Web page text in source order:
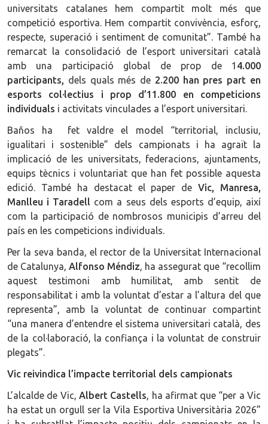
universitats catalanes hem compartit molt més que
competició esportiva. Hem compartit convivència, esforç,
respecte, superació i sentiment de comunitat”. També ha
remarcat la consolidació de l’esport universitari català
amb una participació global de prop de 1 4.000
participants, dels quals més de 2.200 han pres part en
esports col·lectius i prop d’11.800 en competicions
individuals i activitats vinculades a l’esport universitari.
Baños ha fet valdre el model “territorial, inclusiu,
igualitari i sostenible” dels campionats i ha agraït la
implicació de les universitats, federacions, ajuntaments,
equips tècnics i voluntariat que han fet possible aquesta
edició. També ha destacat el paper de Vic, Manresa,
Manlleu i Taradell com a seus dels esports d’equip, així
com la participació de nombrosos municipis d’arreu del
país en les competicions individuals.
Per la seva banda, el rector de la Universitat Internacional
de Catalunya, Alfonso Méndiz, ha assegurat que “recollim
aquest testimoni amb humilitat, amb sentit de
responsabilitat i amb la voluntat d’estar a l’altura del que
representa”, amb la voluntat de continuar compartint
“una manera d’entendre el sistema universitari català, des
de la col·laboració, la confiança i la voluntat de construir
plegats”.
Vic reivindica l’impacte territorial dels campionats
L’alcalde de Vic, Albert Castells, ha afirmat que “per a Vic
ha estat un orgull ser la Vila Esportiva Universitària 2026”